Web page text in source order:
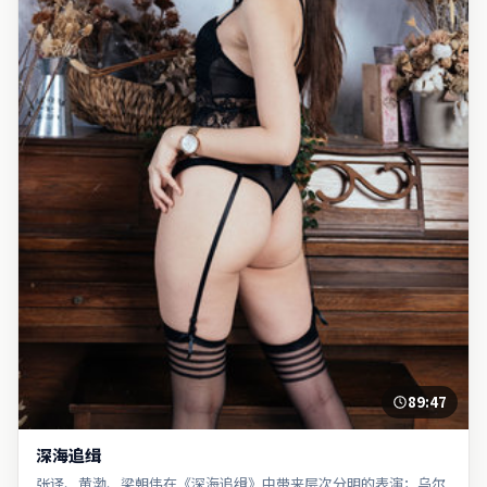
89:47
深海追缉